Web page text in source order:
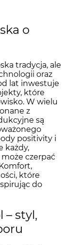
o
tradycja, ale
oraz
lat inwestuje
które
W wielu
z
są
positivity i
każdy,
czerpać
które
do
– styl,